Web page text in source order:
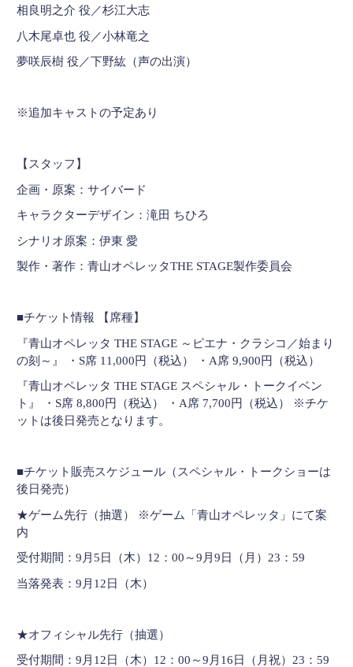
相良明之介 役／杉江大志
八木尾卓也 役／小林竜之
夢咲辰樹 役／下野紘（声の出演）
※追加キャストの予定あり
【スタッフ】
企画・原案：サイバード
キャラクターデザイン：滝田 ちひろ
シナリオ原案：伊東 愛
製作・著作：青山オペレッタTHE STAGE製作委員会
■チケット情報 【席種】
『青山オペレッタ THE STAGE ～ピエナ・クラシコ／始まり
の刻～』 ・S席 11,000円（税込） ・A席 9,900円（税込）
『青山オペレッタ THE STAGE スペシャル・トークイベン
ト』 ・S席 8,800円（税込） ・A席 7,700円（税込） ※チケ
ットは後日発売となります。
■チケット販売スケジュール（スペシャル・トークショーは
後日発売）
★ゲーム先行（抽選） ※ゲーム「青山オペレッタ」にて案
内
受付期間：9月5日（木）12：00～9月9日（月）23：59
当落発表：9月12日（木）
★オフィシャル先行（抽選）
受付期間：9月12日（木）12：00～9月16日（月祝）23：59